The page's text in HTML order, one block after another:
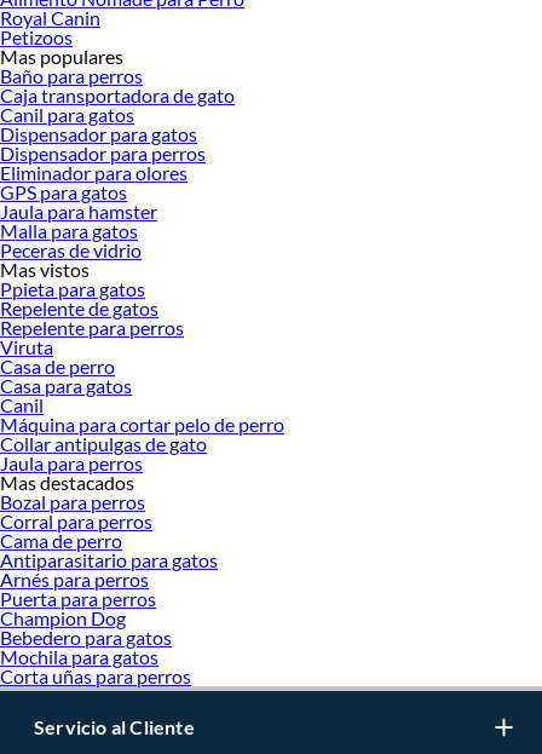
ofrecerte!
Encuentra una amplia variedad de productos de Camas para gatos en Sodimac.
Encuentra todo lo necesario para tus proyectos de renovación y decoración.
¡Visítanos y haz tus ideas realidad!
Royal Canin
Petizoos
Mas populares
Baño para perros
Caja transportadora de gato
Canil para gatos
Dispensador para gatos
Dispensador para perros
Eliminador para olores
GPS para gatos
Jaula para hamster
Malla para gatos
Peceras de vidrio
Mas vistos
Ppieta para gatos
Repelente de gatos
Repelente para perros
Viruta
Casa de perro
Casa para gatos
Canil
Máquina para cortar pelo de perro
Collar antipulgas de gato
Jaula para perros
Mas destacados
Bozal para perros
Corral para perros
Cama de perro
Antiparasitario para gatos
Arnés para perros
Puerta para perros
Champion Dog
Bebedero para gatos
Mochila para gatos
Corta uñas para perros
Servicio al Cliente